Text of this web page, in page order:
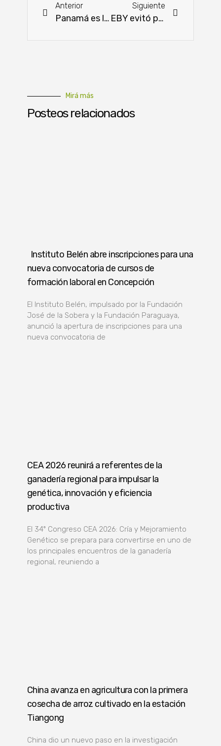
Anterior
Panamá es la sede del 17º Congreso Panamericano de la Leche
Siguiente
EBY evitó pagar USD 14.285.051 mediante gestiones jurídicas en un año
Mirá más
Posteos relacionados
Instituto Belén abre inscripciones para una
nueva convocatoria de cursos de
formación laboral en Concepción
El Instituto Belén, impulsado por la Fundación
José de la Sobera y la Fundación Paraguaya,
anunció la apertura de inscripciones para una
nueva convocatoria de
CEA 2026 reunirá a referentes de la
ganadería regional para impulsar la
genética, innovación y eficiencia
productiva
El 34º Congreso CEA 2026: Cría y Mejoramiento
Genético se prepara para convertirse en uno de
los principales encuentros de la ganadería
regional, reuniendo a
China avanza en agricultura con la primera
cosecha de arroz cultivado en la estación
Tiangong
China dio un nuevo paso en la investigación